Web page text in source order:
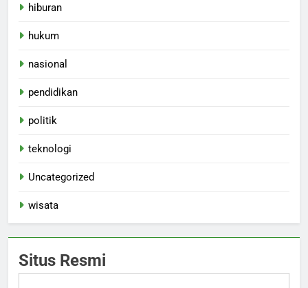
hiburan
hukum
nasional
pendidikan
politik
teknologi
Uncategorized
wisata
Situs Resmi